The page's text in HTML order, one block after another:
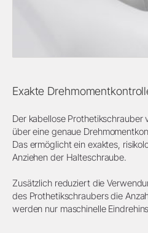
Exakte
Der kabellose Prothetikschrauber
über eine genaue
Das ermöglicht ein exaktes,
Anziehen der Halteschraube.
Zusätzlich reduziert die
des Prothetikschraubers die
werden nur maschinelle